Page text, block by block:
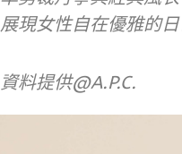
展現女性自在優雅的
資料提供@A.P.C.